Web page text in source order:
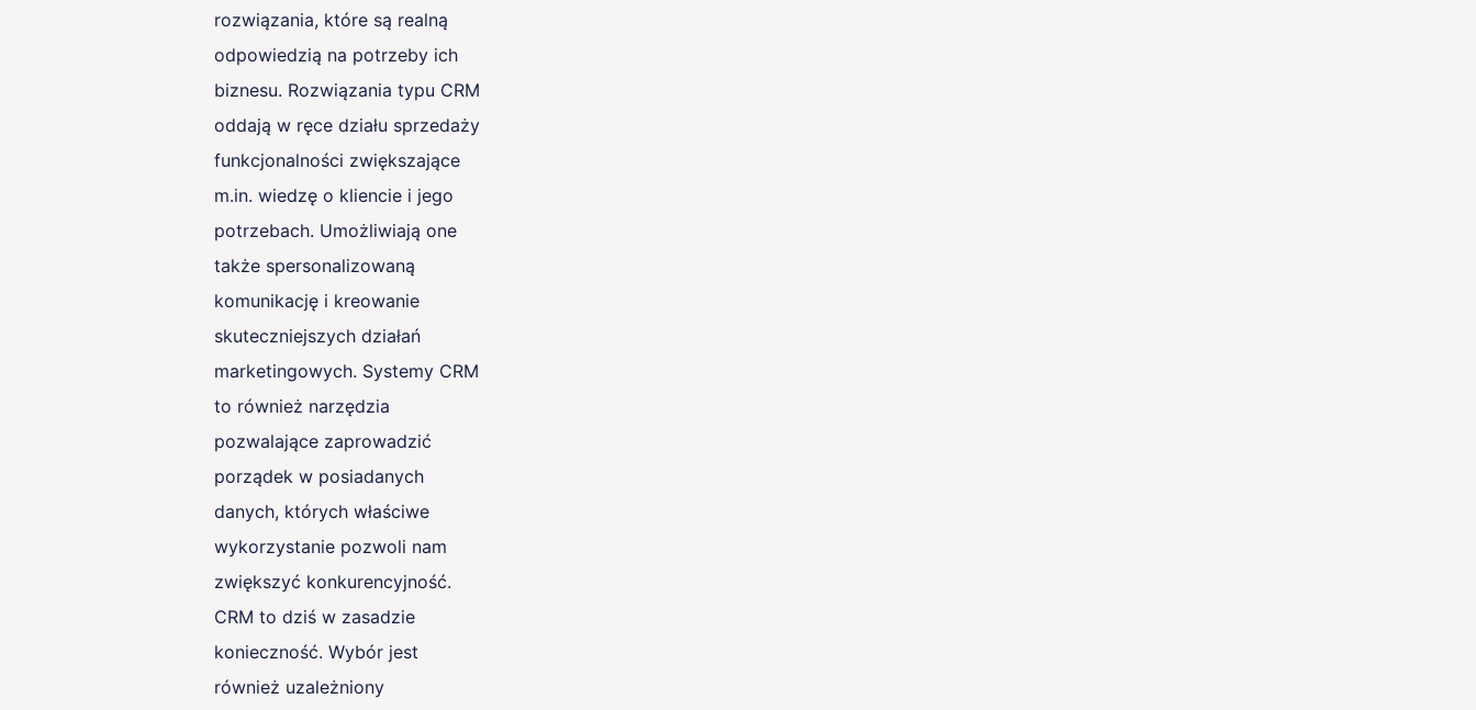
rozwiązania, które są realną
odpowiedzią na potrzeby ich
biznesu. Rozwiązania typu CRM
oddają w ręce działu sprzedaży
funkcjonalności zwiększające
m.in. wiedzę o kliencie i jego
potrzebach. Umożliwiają one
także spersonalizowaną
komunikację i kreowanie
skuteczniejszych działań
marketingowych. Systemy CRM
to również narzędzia
pozwalające zaprowadzić
porządek w posiadanych
danych, których właściwe
wykorzystanie pozwoli nam
zwiększyć konkurencyjność.
CRM to dziś w zasadzie
konieczność. Wybór jest
również uzależniony